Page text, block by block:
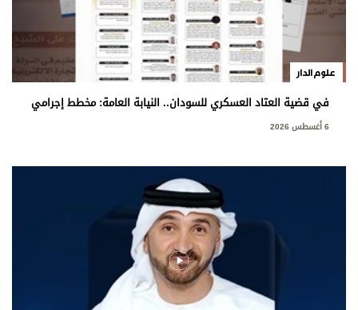
علوم الدار
في قضية العتاد العسكري للسودان.. النيابة العامة: مخطط إجرامي
استهدف المساس بسيادة الدولة6 أغسطس 2026